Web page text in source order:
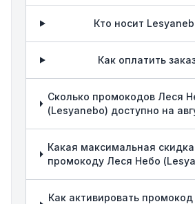
Кто носит
Как оплатить
Сколько промокодов Леся
(Lesyanebo) доступно на
Какая максимальная
промокоду Леся Небо
Как активировать